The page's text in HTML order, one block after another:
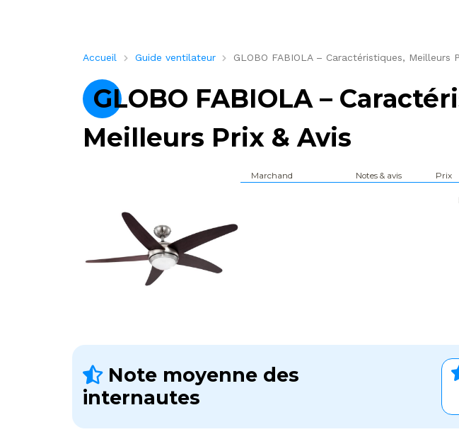
Accueil Guide ventilateur GLOBO FABIOLA – Caractéristiques, Meilleurs
GLOBO FABIOLA –
Meilleurs Prix & Avis
Marchand Notes & avis Prix
Note moyenne des
internautes